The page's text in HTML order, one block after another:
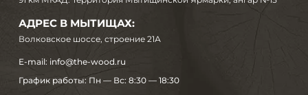
АДРЕС В МЫТИЩАХ:
Волковское шоссе, строение 21А
E-mail: info@the-wood.ru
График работы: Пн — Вс: 8:30 — 18:30